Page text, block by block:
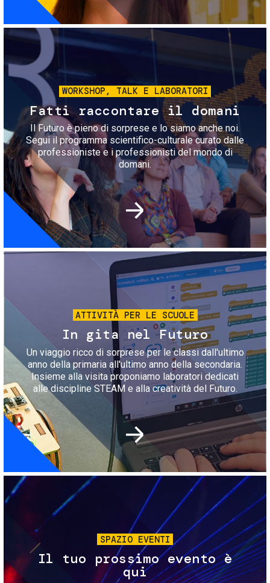
Immagine
WORKSHOP, TALK E LABORATORI
Fatti raccontare il domani
Il Futuro è pieno di sorprese e lo siamo anche noi.
Segui il programma scientifico-culturale curato dalle
professioniste e i professionisti del mondo di
domani.
Immagine
ATTIVITÀ PER LE SCUOLE
In gita nel Futuro
Un viaggio ricco di sorprese per le classi dall'ultimo
anno della primaria all'ultimo anno della secondaria.
Insieme alla visita proponiamo laboratori dedicati
alle discipline STEAM e alla creatività del Futuro.
Immagine
SPAZIO EVENTI
Il tuo prossimo evento è
qui